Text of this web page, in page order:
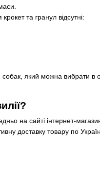
та гранул відсутні:
який можна вибрати в
на сайті інтернет-
доставку товару по